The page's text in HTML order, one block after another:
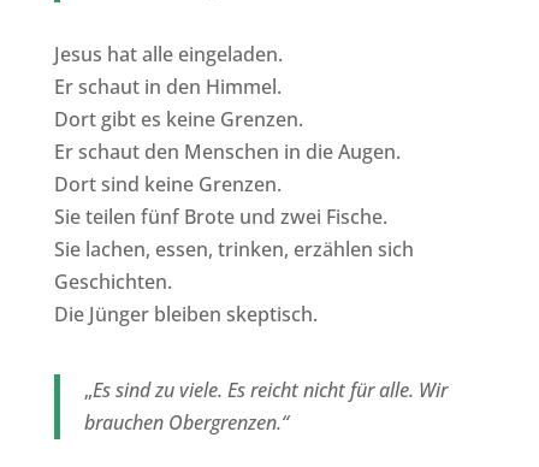
Jesus hat alle eingeladen.
Er schaut in den Himmel.
Dort gibt es keine Grenzen.
Er schaut den Menschen in die Augen.
Dort sind keine Grenzen.
Sie teilen fünf Brote und zwei Fische.
Sie lachen, essen, trinken, erzählen sich
Geschichten.
Die Jünger bleiben skeptisch.
„Es sind zu viele. Es reicht nicht für alle. Wir
brauchen Obergrenzen.“